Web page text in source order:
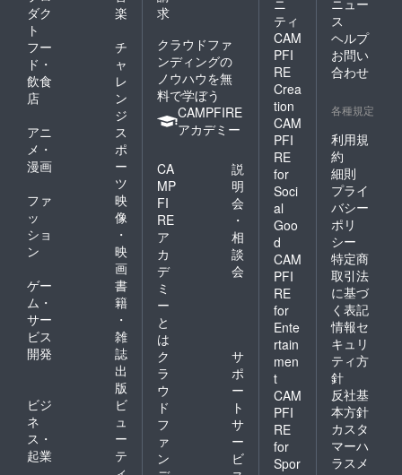
ダク
ト
楽
フー
ド・
飲食
店
チ
ャ
レ
ン
ジ
アニ
メ・
漫画
ス
ポ
ー
ツ
ファ
ッ
ショ
ン
映
像
・
映
画
ゲー
ム・
サー
ビス
開発
書
籍
・
雑
誌
出
版
ビジ
ネ
ス・
起業
ビ
ュ
ー
テ
求
クラウドファ
ンディングの
ノウハウを無
料で学ぼう
CAMPFIRE
アカデミー
CA
MP
FI
RE
ア
カ
デ
ミ
ー
と
は
説
明
会
・
相
談
会
ク
ラ
ウ
ド
フ
ァ
ン
サ
ポ
ー
ト
サ
ー
ビ
ニ
ティ
CAM
PFI
RE
Crea
tion
CAM
PFI
RE
for
Soci
al
Goo
d
CAM
PFI
RE
for
Ente
rtain
men
t
CAM
PFI
RE
for
Spor
ニュー
ス
ヘルプ
お問い
合わせ
各種規定
利用規
約
細則
プライ
バシー
ポリ
シー
特定商
取引法
に基づ
く表記
情報セ
キュリ
ティ方
針
反社基
本方針
カスタ
マーハ
ラスメ